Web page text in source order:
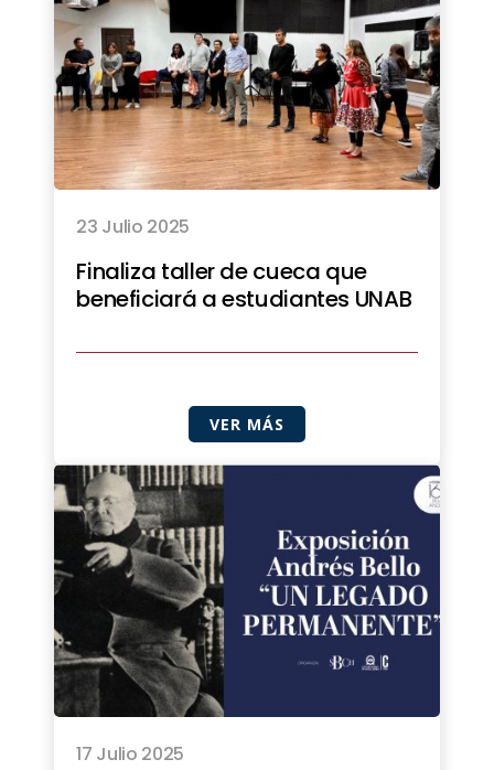
23 Julio 2025
Finaliza taller de cueca que
beneficiará a estudiantes UNAB
VER MÁS
17 Julio 2025